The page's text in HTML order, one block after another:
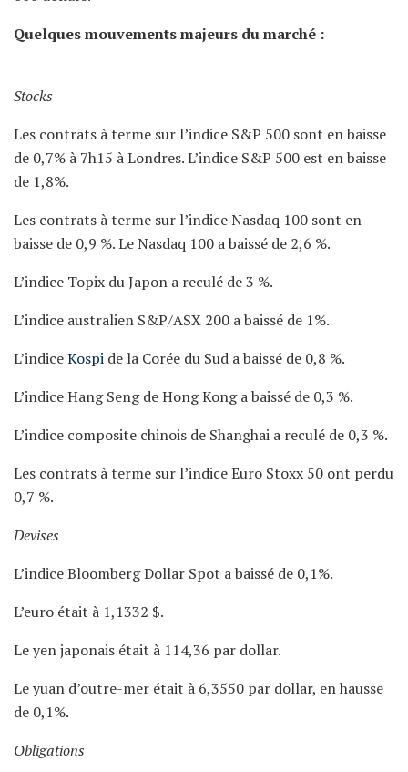
Quelques mouvements majeurs du marché :
Stocks
Les contrats à terme sur l’indice S&P 500 sont en baisse
de 0,7% à 7h15 à Londres. L’indice S&P 500 est en baisse
de 1,8%.
Les contrats à terme sur l’indice Nasdaq 100 sont en
baisse de 0,9 %. Le Nasdaq 100 a baissé de 2,6 %.
L’indice Topix du Japon a reculé de 3 %.
L’indice australien S&P/ASX 200 a baissé de 1%.
L’indiceKospi de la Corée du Sud a baissé de 0,8 %.
L’indice Hang Seng de Hong Kong a baissé de 0,3 %.
L’indice composite chinois de Shanghai a reculé de 0,3 %.
Les contrats à terme sur l’indice Euro Stoxx 50 ont perdu
0,7 %.
Devises
L’indice Bloomberg Dollar Spot a baissé de 0,1%.
L’euro était à 1,1332 $.
Le yen japonais était à 114,36 par dollar.
Le yuan d’outre-mer était à 6,3550 par dollar, en hausse
de 0,1%.
Obligations